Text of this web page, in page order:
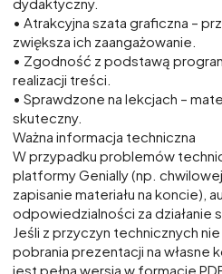
• Atrakcyjna szata graficzna –
zwiększa ich zaangażowanie.
• Zgodność z podstawą
realizacji treści.
• Sprawdzone na lekcjach –
skuteczny.
Ważna informacja techniczna
W przypadku problemów
platformy Genially (np.
zapisanie materiału na koncie),
odpowiedzialności za działanie
Jeśli z przyczyn technicznych
pobrania prezentacji na własne
jest pełna wersja w formacie